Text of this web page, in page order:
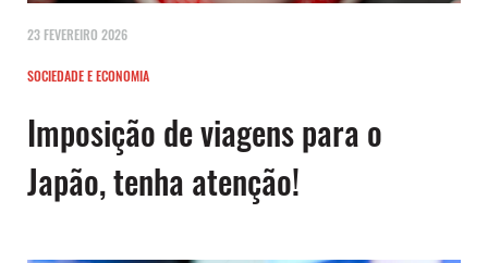
23 FEVEREIRO 2026
SOCIEDADE E ECONOMIA
Imposição de viagens para o
Japão, tenha atenção!